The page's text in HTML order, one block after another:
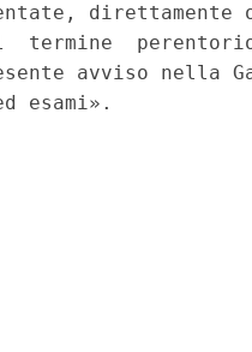
direttamente
avviso nella
esami».